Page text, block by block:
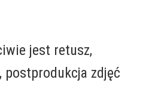
jest retusz,
postprodukcja zdjęć